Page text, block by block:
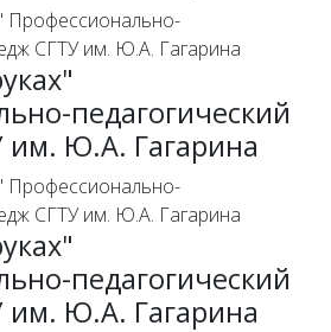
педагогический
им. Ю.А. Гагарина
педагогический
им. Ю.А. Гагарина